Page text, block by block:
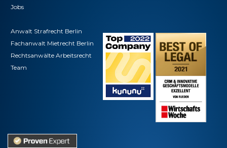
Jobs
Anwalt Strafrecht Berlin
Fachanwalt Mietrecht Berlin
Rechtsanwälte Arbeitsrecht
Team